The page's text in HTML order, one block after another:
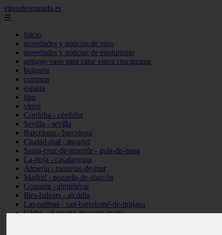
vinosdegranada.es
☰
Inicio
novedades y noticias de vino
novedades y noticias de enoturismo
antiguo vaso para catar vinos crucigrama
bulgaria
comprar
espana
tipo
vinos
Córdoba - córdoba
Sevilla - sevilla
Barcelona - barcelona
Ciudad-real - montiel
Santa-cruz-de-tenerife - guía-de-isora
La-rioja - casalarreina
Almería - roquetas-de-mar
Madrid - pozuelo-de-alarcón
Granada - almuñécar
Illes-balears - alcúdia
Las-palmas - san-bartolomé-de-tirajana
Cádiz - el-puerto-de-santa-maría